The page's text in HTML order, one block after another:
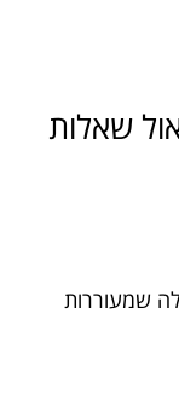
שאלות
שמעוררות